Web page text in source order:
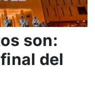
son:
del